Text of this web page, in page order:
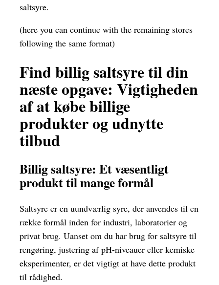
saltsyre.
(here you can continue with the remaining stores
following the same format)
Find billig saltsyre til din
næste opgave: Vigtigheden
af at købe billige
produkter og udnytte
tilbud
Billig saltsyre: Et væsentligt
produkt til mange formål
Saltsyre er en uundværlig syre, der anvendes til en
række formål inden for industri, laboratorier og
privat brug. Uanset om du har brug for saltsyre til
rengøring, justering af pH-niveauer eller kemiske
eksperimenter, er det vigtigt at have dette produkt
til rådighed.